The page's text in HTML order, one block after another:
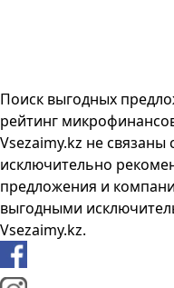
Поиск выгодных
рейтинг
Vsezaimy.kz не
исключительно
предложения и
выгодными
Vsezaimy.kz.